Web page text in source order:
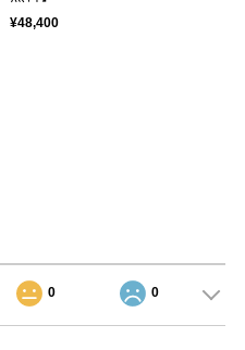
¥48,400
0 0